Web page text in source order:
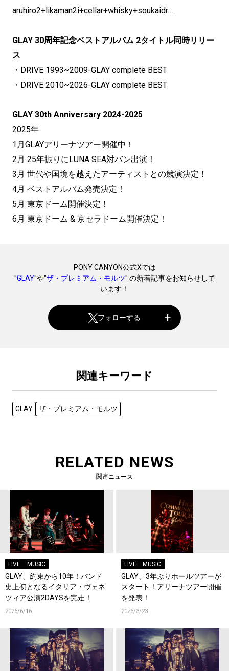
aruhiro2+likaman2i+cellar+whisky+soukaidr…
GLAY 30周年記念ベストアルバム 2タイトル同時リリー
ス
・DRIVE 1993~2009-GLAY complete BEST
・DRIVE 2010~2026-GLAY complete BEST
GLAY 30th Anniversary 2024-2025
2025年
1月GLAYアリーナツアー開催中！
2月 25年振りにLUNA SEA対バン出演！
3月 世代や国境を越えたアーティストとの競演決定！
4月 ベストアルバム発売決定！
5月 東京ドーム開催決定！
6月 東京ドーム & 京セラドーム開催決定！
PONY CANYON公式Xでは
"GLAY"や"ザ・プレミアム・モルツ" の新着記事をお知らせして
います！
フォローする
関連キーワード
GLAY ザ・プレミアム・モルツ
RELATED NEWS
関連ニュース
LIVE MUSIC
GLAY、約束から10年！バンド
史上初となるイタリア・ヴェネ
ツィア公演2DAYSを完走！
2026/6/16
LIVE MUSIC
GLAY、3年ぶりホールツアーが
スタート！アリーナツアー開催
を発表！
2026/3/23